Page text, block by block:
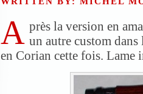
A près la version en
un autre custom
en Corian cette fois.